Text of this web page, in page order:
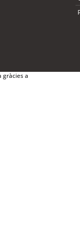
gràcies a